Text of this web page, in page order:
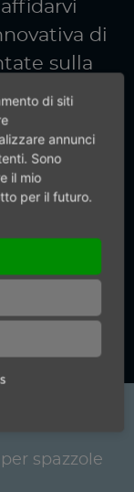
di
sulla
aria
spazzole
di siti
annunci
Sono
il mio
per il futuro.